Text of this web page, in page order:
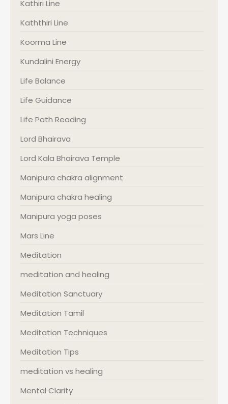
Kathiri Line
Kaththiri Line
Koorma Line
Kundalini Energy
Life Balance
Life Guidance
Life Path Reading
Lord Bhairava
Lord Kala Bhairava Temple
Manipura chakra alignment
Manipura chakra healing
Manipura yoga poses
Mars Line
Meditation
meditation and healing
Meditation Sanctuary
Meditation Tamil
Meditation Techniques
Meditation Tips
meditation vs healing
Mental Clarity